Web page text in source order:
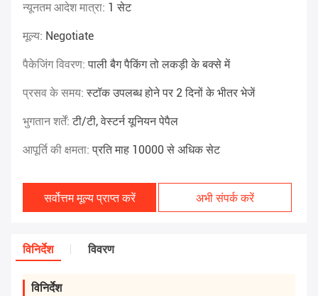
न्यूनतम आदेश मात्रा: 1 सेट
मूल्य: Negotiate
पैकेजिंग विवरण:पाली बैग पैकिंग तो लकड़ी के बक्से में
प्रसव के समय:स्टॉक उपलब्ध होने पर 2 दिनों के भीतर भेजें
भुगतान शर्तें:टी/टी, वेस्टर्न यूनियन पेपैल
आपूर्ति की क्षमता:प्रति माह 10000 से अधिक सेट
सर्वोत्तम मूल्य प्राप्त करें अभी संपर्क करें
विनिर्देश विवरण
विनिर्देश